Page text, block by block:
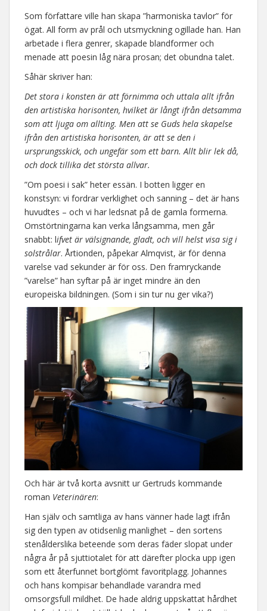
Som författare ville han skapa ”harmoniska tavlor” för
ögat. All form av prål och utsmyckning ogillade han. Han
arbetade i flera genrer, skapade blandformer och
menade att poesin låg nära prosan; det obundna talet.
Såhär skriver han:
Det stora i konsten är att förnimma och uttala allt ifrån
den artistiska horisonten, hvilket är långt ifrån detsamma
som att ljuga om allting. Men att se Guds hela skapelse
ifrån den artistiska horisonten, är att se den i
ursprungsskick, och ungefär som ett barn. Allt blir lek då,
och dock tillika det största allvar.
”Om poesi i sak” heter essän. I botten ligger en
konstsyn: vi fordrar verklighet och sanning – det är hans
huvudtes – och vi har ledsnat på de gamla formerna.
Omstörtningarna kan verka långsamma, men går
snabbt: lifvet är välsignande, gladt, och vill helst visa sig i
solstrålar. Årtionden, påpekar Almqvist, är för denna
varelse vad sekunder är för oss. Den framryckande
”varelse” han syftar på är inget mindre än den
europeiska bildningen. (Som i sin tur nu ger vika?)
Och här är två korta avsnitt ur Gertruds kommande
roman Veterinären:
Han själv och samtliga av hans vänner hade lagt ifrån
sig den typen av otidsenlig manlighet – den sortens
stenålderslika beteende som deras fäder slopat under
några år på sjuttiotalet för att därefter plocka upp igen
som ett återfunnet bortglömt favoritplagg. Johannes
och hans kompisar behandlade varandra med
omsorgsfull mildhet. De hade aldrig uppskattat hårdhet